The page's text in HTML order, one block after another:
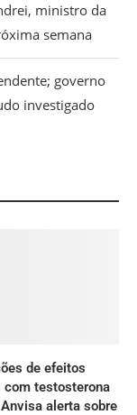
ministro da
semana
governo
investigado
de efeitos
com testosterona
alerta sobre